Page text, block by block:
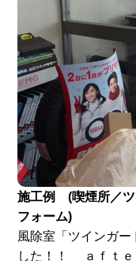
施工例 (喫煙所／ツ
フォーム)
風除室「ツインガ
した！！ ａｆ